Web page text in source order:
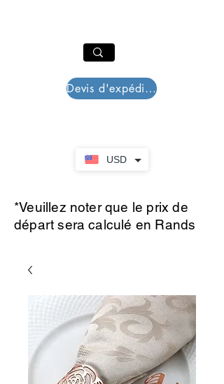
USD
Devis d'expédition
*Veuillez noter que le prix de
départ sera calculé en Rands